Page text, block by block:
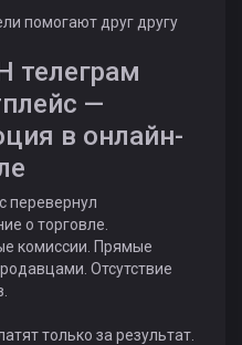
помогают друг другу
телеграм
—
в онлайн-
перевернул
о торговле.
комиссии. Прямые
Отсутствие
только за результат.